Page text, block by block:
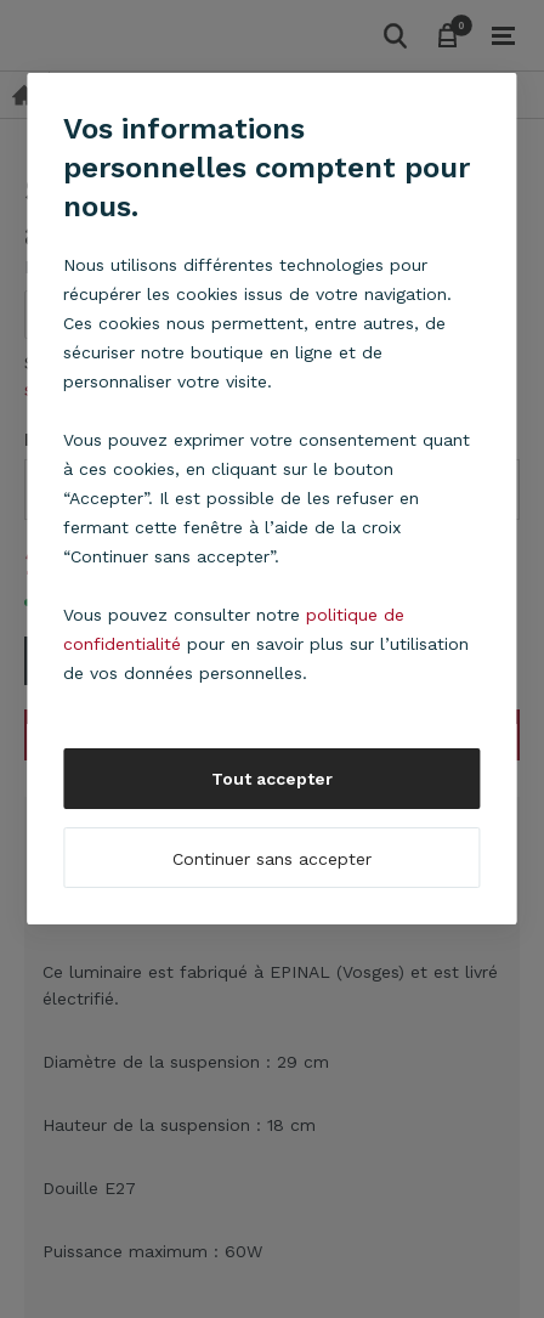
00
Suspension cylindre gris
anthracite
Metropolight
Suspension cylindre en tissu gris anthracite
savoir plus
Dimensions
29,90€
DESCRIPTION
Suspension en tissu gris anthracite
Ce luminaire est fabriqué à EPINAL (Vosges) et est livré
électrifié.
Diamètre de la suspension : 29 cm
Hauteur de la suspension : 18 cm
Douille E27
Puissance maximum : 60W
Vos informations
personnelles comptent pour
nous.
Nous utilisons différentes technologies pour
récupérer les cookies issus de votre navigation.
Ces cookies nous permettent, entre autres, de
sécuriser notre boutique en ligne et de
personnaliser votre visite.
Vous pouvez exprimer votre consentement quant
à ces cookies, en cliquant sur le bouton
“Accepter”. Il est possible de les refuser en
fermant cette fenêtre à l’aide de la croix
“Continuer sans accepter”.
Vous pouvez consulter notrepolitique de
confidentialité pour en savoir plus sur l’utilisation
de vos données personnelles.
Continuer sans accepter
Tout accepter